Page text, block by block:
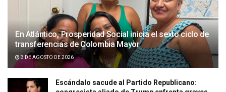
En Atlántico, Prosperidad Social inicia el sexto ciclo de
transferencias de Colombia Mayor
3 DE AGOSTO DE 2026
Escándalo sacude al Partido Republicano: